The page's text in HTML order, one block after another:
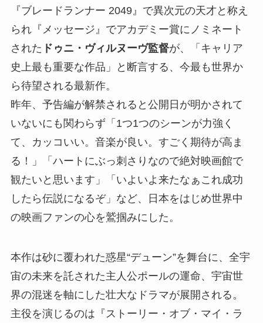
『ブレードランナー 2049』で異次元の天才と称え
られ『メッセージ』でアカデミー賞にノミネート
された ドゥニ・ヴィルヌーヴ監督が、「キャリア
史上最も重要な作品」と断言する、今最も世界か
ら待望される最新作。
昨年、予告編が解禁されると公開日が明かされて
いないにも関わらず「1つ1つのシーンが力強く
て、カッコいい。音楽が良い。すごく期待が高ま
る！」「ハートにぶっ刺さりなので絶対映画館で
観たいと思います」「いよいよ来たなぁこれ成功
したら伝説になるぞ」など、日本をはじめ世界中
の映画ファンの心を鷲掴みにした。
本作は砂に覆われた惑星“デューン”を舞台に、全宇
宙の未来を託された主人公ポールの運命、宇宙世
界の混迷を軸にした壮大なドラマが展開される。
主役を演じるのは『ストーリー・オブ・マイ・ラ